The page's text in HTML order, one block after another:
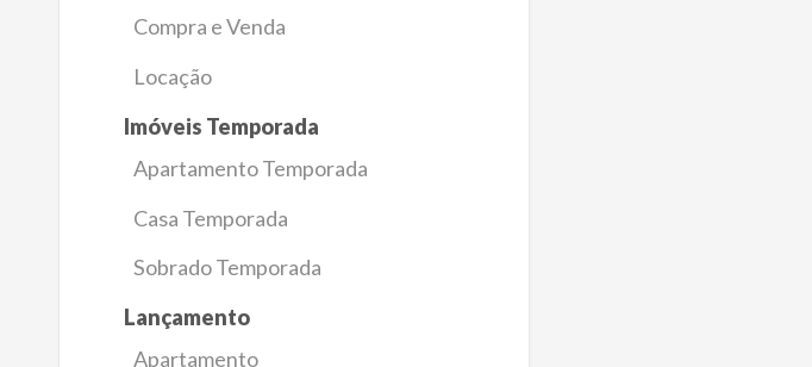
Compra e Venda
Locação
Imóveis Temporada
Apartamento Temporada
Casa Temporada
Sobrado Temporada
Lançamento
Apartamento